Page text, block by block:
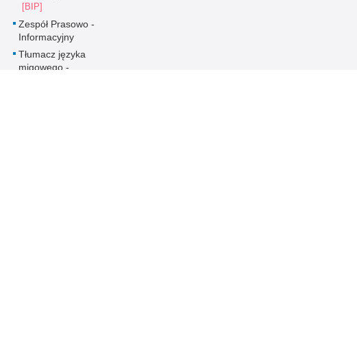
Zespół Prasowo -
Informacyjny
Tłumacz języka
migowego -